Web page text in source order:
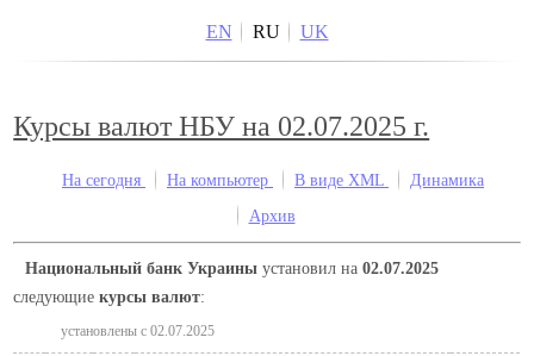
EN RU UK
Курсы валют НБУ на 02.07.2025 г.
На сегодня На компьютер В виде XML
Динамика
Архив
Национальный банк Украины установил на02.07.2025
следующиекурсы валют:
установлены c 02.07.2025